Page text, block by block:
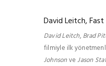
David Leitch,
David Leitch,Brad
filmiyle ilk
JohnsonveJason